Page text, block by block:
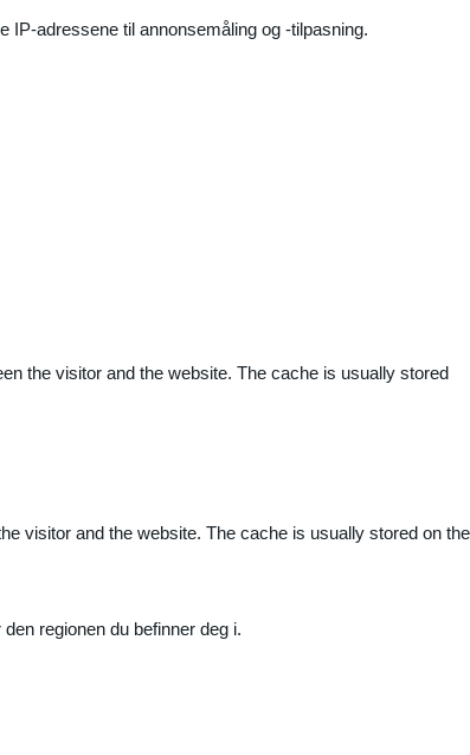
adressene til annonsemåling og -tilpasning.
the visitor and the website. The cache is usually stored
visitor and the website. The cache is usually stored on the
regionen du befinner deg i.